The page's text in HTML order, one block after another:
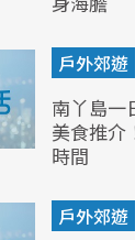
戶外郊遊
南丫島一
美食推介
時間
戶外郊遊